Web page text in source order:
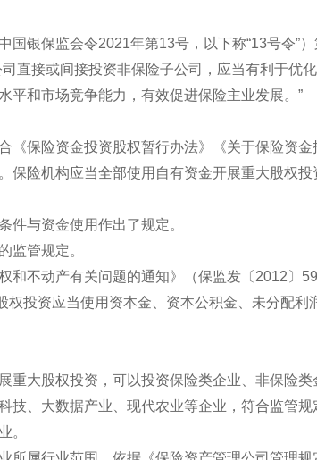
国银保监会令2021年第13号，以下称“13号令”
直接或间接投资非保险子公司，应当有利于优
平和市场竞争能力，有效促进保险主业发展。”
《保险资金投资股权暂行办法》《关于保险资金
保险机构应当全部使用自有资金开展重大股权投
件与资金使用作出了规定。
监管规定。
和不动产有关问题的通知》（保监发〔2012〕
权投资应当使用资本金、资本公积金、未分配利
重大股权投资，可以投资保险类企业、非保险类
技、大数据产业、现代农业等企业，符合监管规
。